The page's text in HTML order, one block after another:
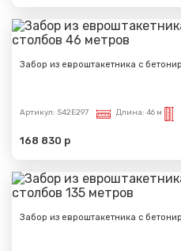
Забор из евроштакетника с
Артикул: S42E297 Длина: 46 м
168 830 р
Забор из евроштакетника с